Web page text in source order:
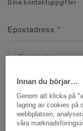
Dina kontaktuppgifter
Epostadress *
Namn*
Innan du börjar…
Genom att klicka på
lagring av cookies på
webbplatsen,
våra